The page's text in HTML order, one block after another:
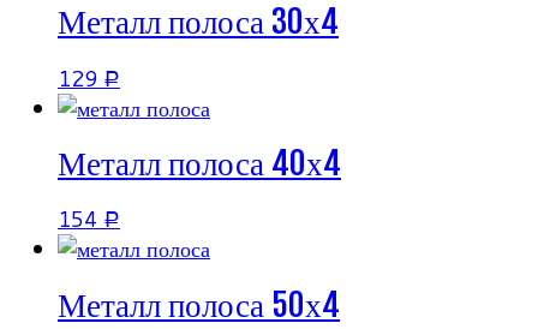
Металл полоса 30х4
129 Р
Металл полоса 40х4
154 Р
Металл полоса 50х4